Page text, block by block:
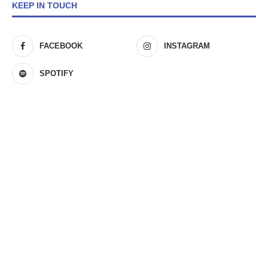
KEEP IN TOUCH
FACEBOOK INSTAGRAM
SPOTIFY